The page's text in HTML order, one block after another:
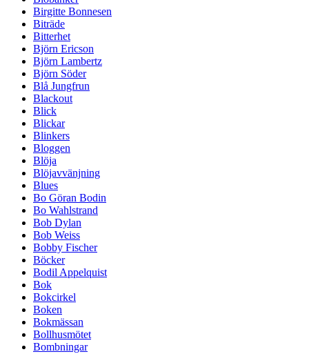
Birgitte Bonnesen
Biträde
Bitterhet
Björn Ericson
Björn Lambertz
Björn Söder
Blå Jungfrun
Blackout
Blick
Blickar
Blinkers
Bloggen
Blöja
Blöjavvänjning
Blues
Bo Göran Bodin
Bo Wahlstrand
Bob Dylan
Bob Weiss
Bobby Fischer
Böcker
Bodil Appelquist
Bok
Bokcirkel
Boken
Bokmässan
Bollhusmötet
Bombningar